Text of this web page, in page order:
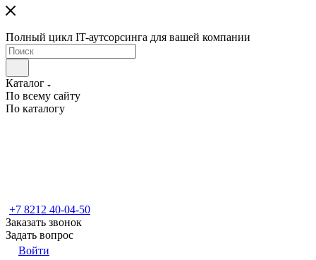
Полный цикл IT-аутсорсинга для вашей компании
Каталог
По всему сайту
По каталогу
+7 8212 40-04-50
Заказать звонок
Задать вопрос
Войти